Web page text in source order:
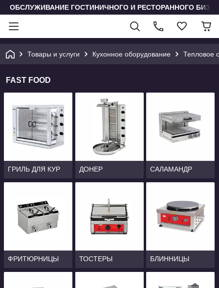
ОБСЛУЖИВАНИЕ ГОСТИНИЧНОГО И РЕСТОРАННОГО
Товары и услуги Кухонное оборудование Тепловое
FAST FOOD
ГРИЛЬ ДЛЯ КУР ДОНЕР САЛАМАНДР
ФРИТЮРНИЦЫ ТОСТЕРЫ БЛИННИЦЫ